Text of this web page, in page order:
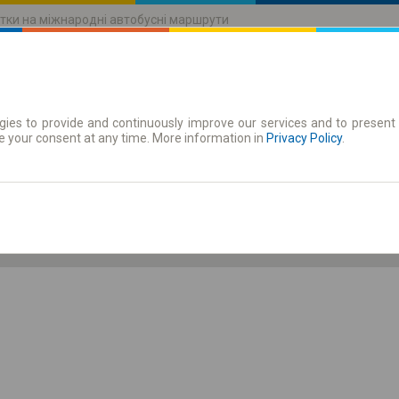
на міжнародні автобусні маршрути
Абонементи
to provide and continuously improve our services and to
your consent at any time. More information in Privacy Policy.